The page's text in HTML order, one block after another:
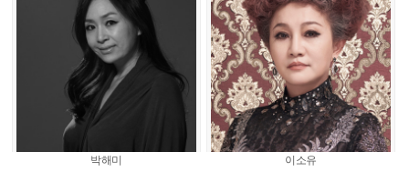
박해미 이소유